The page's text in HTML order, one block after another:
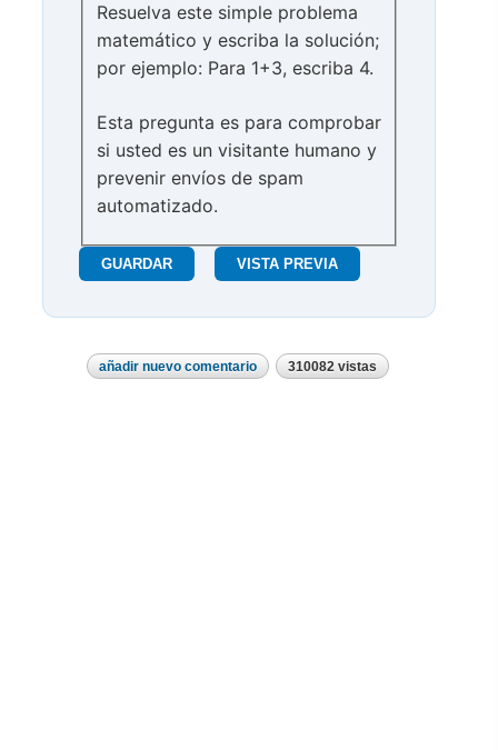
Resuelva este simple problema
matemático y escriba la solución;
por ejemplo: Para 1+3, escriba 4.
Esta pregunta es para comprobar
si usted es un visitante humano y
prevenir envíos de spam
automatizado.
añadir nuevo comentario 310082 vistas